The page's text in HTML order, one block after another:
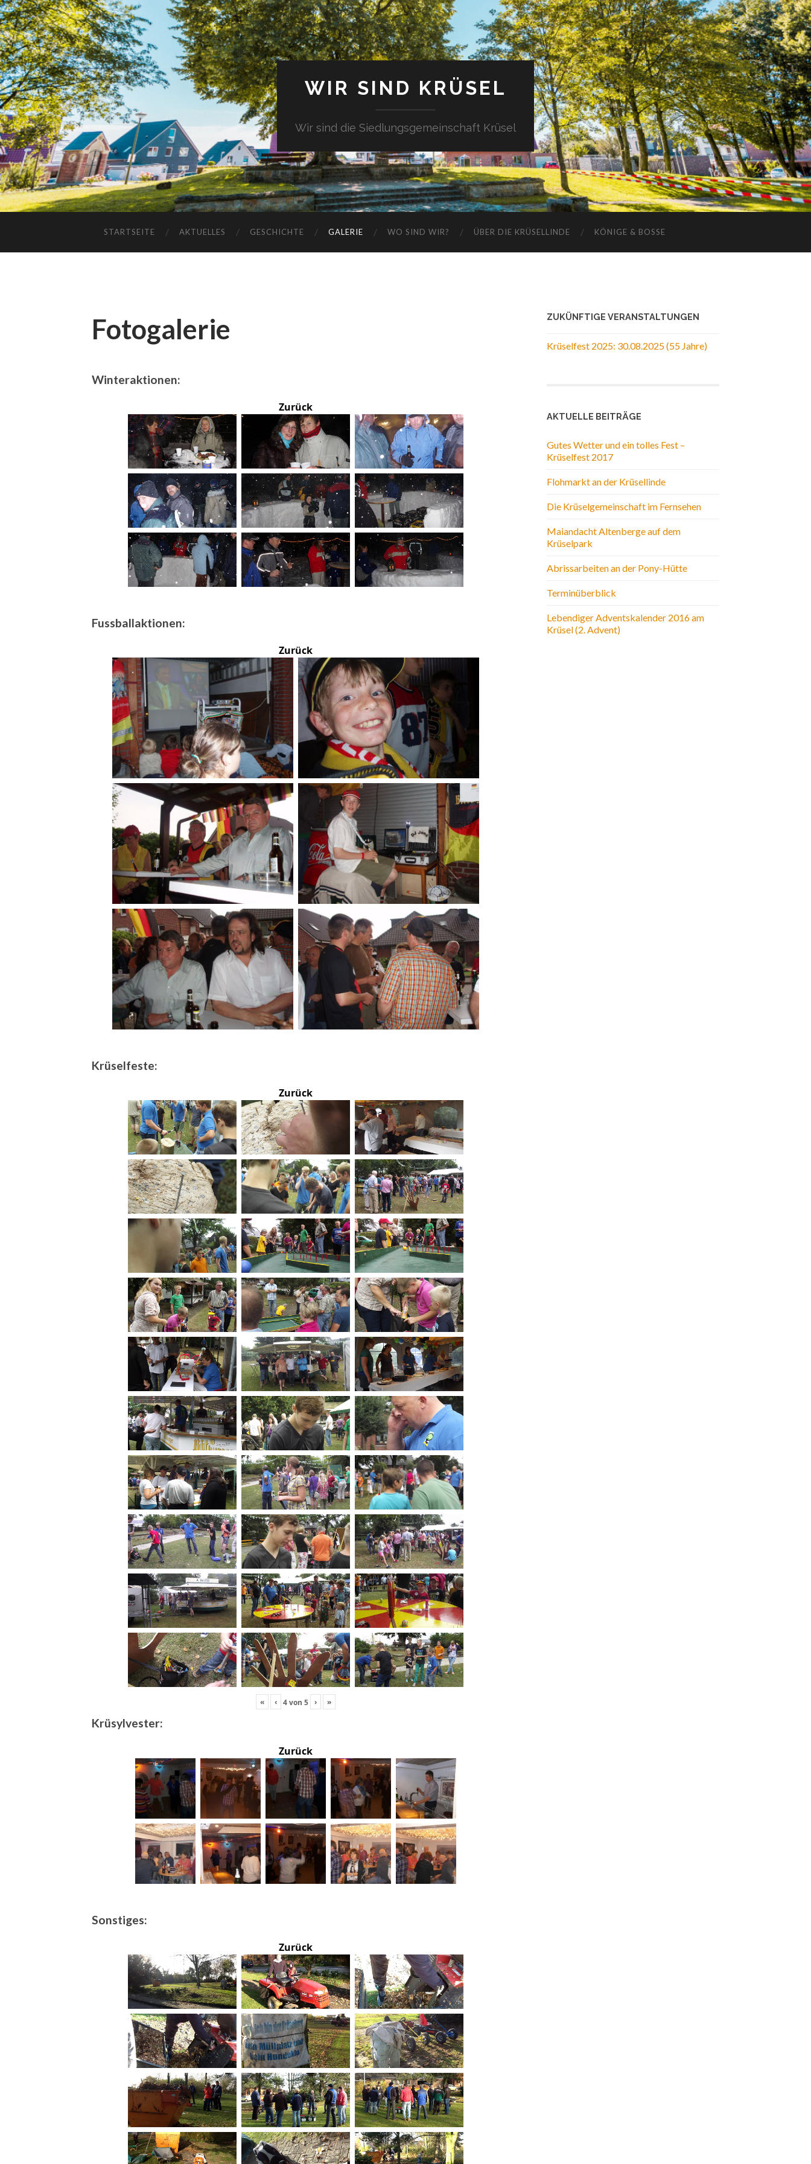
WIR SIND KRÜSEL
Wir sind die Siedlungsgemeinschaft Krüsel
STARTSEITE AKTUELLES GESCHICHTE GALERIE WO SIND WIR? ÜBER DIE KRÜSELLINDE KÖNIGE & BOSSE
Fotogalerie
Winteraktionen:
Zurück
Fussballaktionen:
Zurück
Krüselfeste:
Zurück
« ‹ 4von 5 › »
Krüsylvester:
Zurück
Sonstiges:
Zurück
ZUKÜNFTIGE VERANSTALTUNGEN
Krüselfest 2025: 30.08.2025 (55 Jahre)
AKTUELLE BEITRÄGE
Gutes Wetter und ein tolles Fest –
Krüselfest 2017
Flohmarkt an der Krüsellinde
Die Krüselgemeinschaft im Fernsehen
Maiandacht Altenberge auf dem
Krüselpark
Abrissarbeiten an der Pony-Hütte
Terminüberblick
Lebendiger Adventskalender 2016 am
Krüsel (2. Advent)